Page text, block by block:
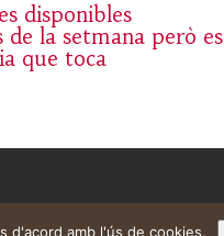
disponibles
la setmana però es
que toca
d'acord amb l'ús de cookies.